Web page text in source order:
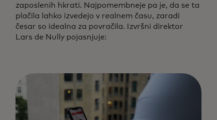
zaposlenih hkrati. Najpomembneje pa je, da se ta
plačila lahko izvedejo v realnem času, zaradi
česar so idealna za povračila. Izvršni direktor
Lars de Nully pojasnjuje: